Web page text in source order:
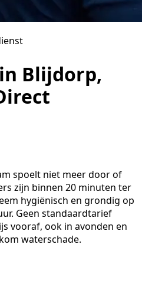
Blijdorp,
spoelt niet meer door of
zijn binnen 20 minuten ter
hygiënisch en grondig op
Geen standaardtarief
vooraf, ook in avonden en
waterschade.